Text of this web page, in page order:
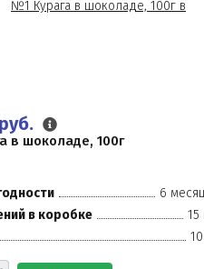
в шоколаде, 100г
6
в коробке